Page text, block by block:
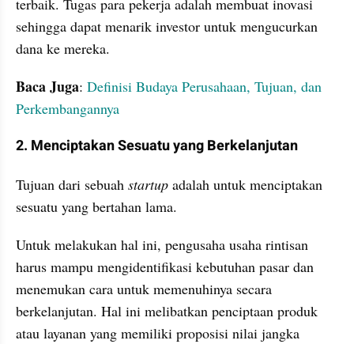
terbaik. Tugas para pekerja adalah membuat inovasi
sehingga dapat menarik investor untuk mengucurkan
dana ke mereka.
Baca Juga: Definisi Budaya Perusahaan, Tujuan, dan
Perkembangannya
2. Menciptakan Sesuatu yang Berkelanjutan
Tujuan dari sebuah startup adalah untuk menciptakan
sesuatu yang bertahan lama.
Untuk melakukan hal ini, pengusaha usaha rintisan
harus mampu mengidentifikasi kebutuhan pasar dan
menemukan cara untuk memenuhinya secara
berkelanjutan. Hal ini melibatkan penciptaan produk
atau layanan yang memiliki proposisi nilai jangka